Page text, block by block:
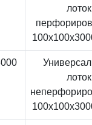
лоток
лоток